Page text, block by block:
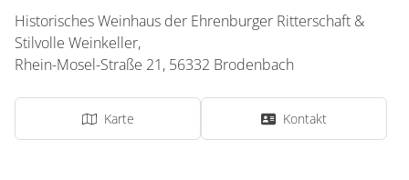
Historisches Weinhaus der Ehrenburger Ritterschaft &
Stilvolle Weinkeller,
Rhein-Mosel-Straße 21, 56332 Brodenbach
Karte Kontakt